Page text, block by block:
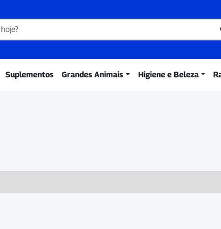
Suplementos Grandes Animais Higiene e Beleza